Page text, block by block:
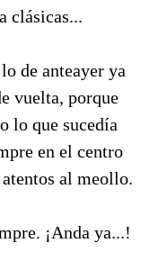
clásicas...
de anteayer ya
vuelta, porque
lo que sucedía
en el centro
atentos al meollo.
¡Anda ya...!